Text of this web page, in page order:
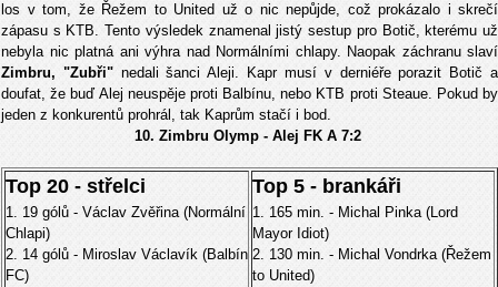
los v tom, že Řežem to United už o nic nepůjde, což prokázalo i skrečí
zápasu s KTB. Tento výsledek znamenal jistý sestup pro Botič, kterému už
nebyla nic platná ani výhra nad Normálními chlapy. Naopak záchranu slaví
Zimbru, "Zubři" nedali šanci Aleji. Kapr musí v derniéře porazit Botič a
doufat, že buď Alej neuspěje proti Balbínu, nebo KTB proti Steaue. Pokud by
jeden z konkurentů prohrál, tak Kaprům stačí i bod.
10. Zimbru Olymp - Alej FK A 7:2
Top 20 - střelci
1. 19 gólů - Václav Zvěřina (Normální
Chlapi)
2. 14 gólů - Miroslav Václavík (Balbín
FC)
Top 5 - brankáři
1. 165 min. - Michal Pinka (Lord
Mayor Idiot)
2. 130 min. - Michal Vondrka (Řežem
to United)